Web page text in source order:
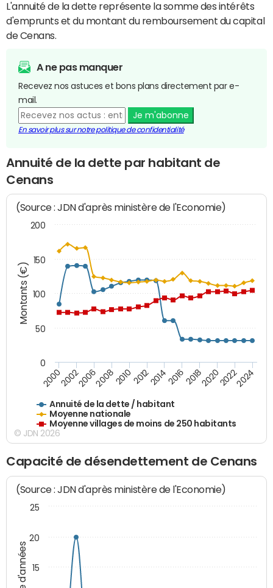
L'annuité de la dette représente la somme des intérêts
d'emprunts et du montant du remboursement du capital
de Cenans.
A ne pas manquer
Recevez nos astuces et bons plans directement par e-
mail.
Je m'abonne
En savoir plus sur notre politique de confidentialité
Annuité de la dette par habitant de
Cenans
Montants (€)
(Source : JDN d'après ministère de l'Economie)
Annuité de la dette / habitant
Moyenne nationale
Moyenne villages de moins de 250 habitants
200020022006200820102012201420162018202020222024
0
50
100
150
200
© JDN 2026
Capacité de désendettement de Cenans
(Source : JDN d'après ministère de l'Economie)
15
20
25